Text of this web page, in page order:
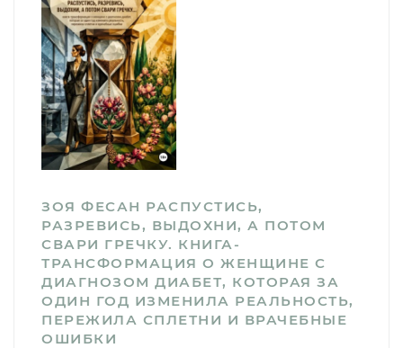
ЗОЯ ФЕСАН РАСПУСТИСЬ,
РАЗРЕВИСЬ, ВЫДОХНИ, А ПОТОМ
СВАРИ ГРЕЧКУ. КНИГА-
ТРАНСФОРМАЦИЯ О ЖЕНЩИНЕ С
ДИАГНОЗОМ ДИАБЕТ, КОТОРАЯ ЗА
ОДИН ГОД ИЗМЕНИЛА РЕАЛЬНОСТЬ,
ПЕРЕЖИЛА СПЛЕТНИ И ВРАЧЕБНЫЕ
ОШИБКИ